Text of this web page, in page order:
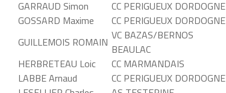
GARRAUD Simon
CC PERIGUEUX DORDOGNE
GOSSARD Maxime
CC PERIGUEUX DORDOGNE
GUILLEMOIS ROMAIN VC BAZAS/BERNOS
BEAULAC
HERBRETEAU Loic
CC MARMANDAIS
LABBE Arnaud
CC PERIGUEUX DORDOGNE